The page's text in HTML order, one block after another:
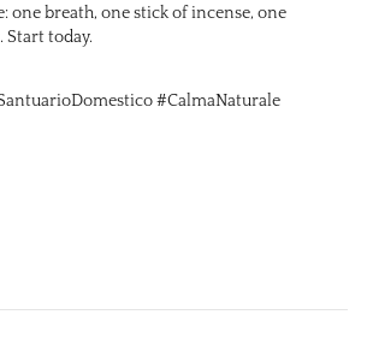
one breath, one stick of incense, one
today.
#CalmaNaturale